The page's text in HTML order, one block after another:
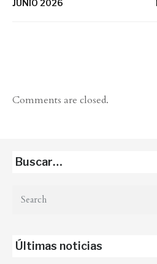
JUNIO 2026
Comments are closed.
Buscar…
Últimas noticias